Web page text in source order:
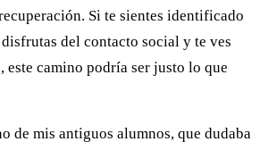
Si te sientes identificado
del contacto social y te ves
este camino podría ser justo lo que
de mis antiguos alumnos, que dudaba